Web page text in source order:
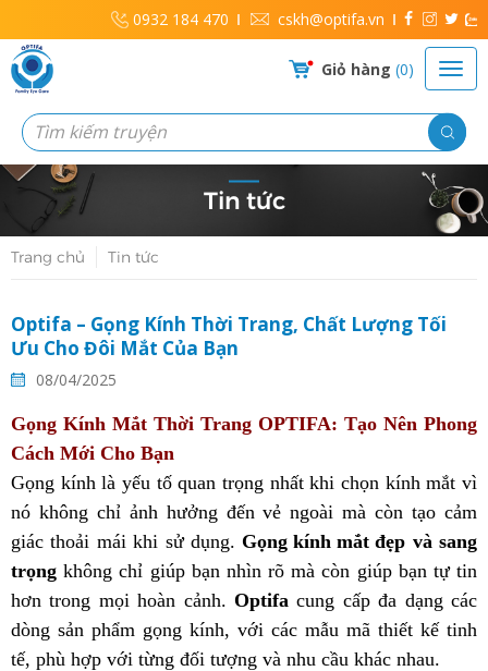
0932 184 470 cskh@optifa.vn
Giỏ hàng 0
Tin tức
Trang chủ Tin tức
Optifa – Gọng Kính Thời Trang, Chất Lượng Tối
Ưu Cho Đôi Mắt Của Bạn
08/04/2025
Gọng Kính Mắt Thời Trang OPTIFA: Tạo Nên Phong
Cách Mới Cho Bạn
Gọng kính là yếu tố quan trọng nhất khi chọn kính mắt vì
nó không chỉ ảnh hưởng đến vẻ ngoài mà còn tạo cảm
giác thoải mái khi sử dụng. Gọng kính mắt đẹp và sang
trọng không chỉ giúp bạn nhìn rõ mà còn giúp bạn tự tin
hơn trong mọi hoàn cảnh. Optifa cung cấp đa dạng các
dòng sản phẩm gọng kính, với các mẫu mã thiết kế tinh
tế, phù hợp với từng đối tượng và nhu cầu khác nhau.